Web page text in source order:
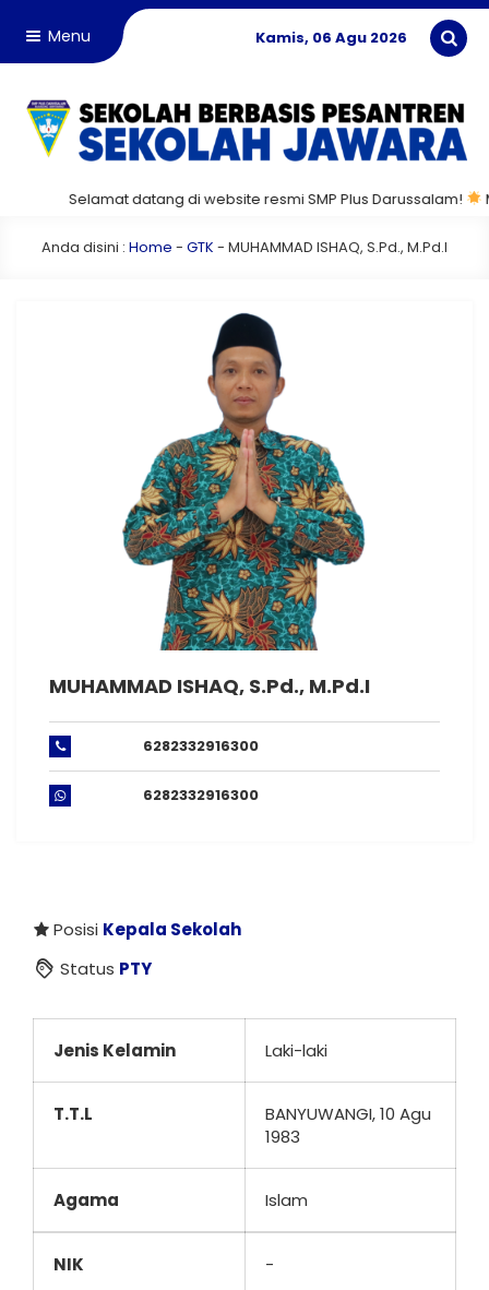
Menu Kamis, 06 Agu 2026
Selamat datang di website resmi SMP Plus Darussalam!
Anda disini : Home - GTK - MUHAMMAD ISHAQ, S.Pd., M.Pd.I
MUHAMMAD ISHAQ, S.Pd., M.Pd.I
6282332916300
6282332916300
Posisi Kepala Sekolah
Status PTY
Jenis Kelamin Laki-laki
T.T.L
BANYUWANGI, 10 Agu
1983
Agama Islam
NIK -